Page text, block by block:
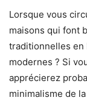
Lorsque vous
maisons qui font
traditionnelles en
modernes ? Si
apprécierez
minimalisme de